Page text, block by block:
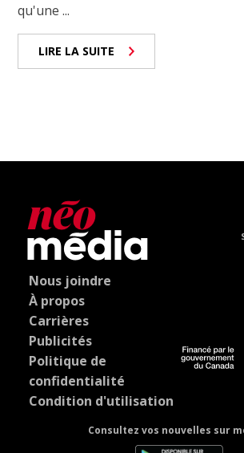
qu'une ...
LIRE LA SUITE
Nous joindre
À propos
Carrières
Publicités
Politique de
confidentialité
Condition d'utilisation
Consultez vos nouvelles sur